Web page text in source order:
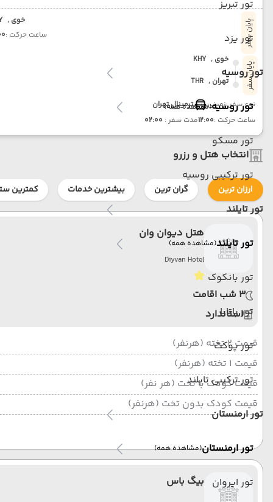
تور تبریز
تور یزد
تور روسیه
تور روسیه(مشاهده همه)
تور مسکو
تور ترکیبی روسیه
تور تایلند
تور تایلند(مشاهده همه)
تور بانکوک
تور پاتایا
تور پوکت
تور ترکیبی تایلند
تور ارمنستان
تور ارمنستان(مشاهده همه)
تور ایروان
پایان سفر خوی ,
ساعت حرکت :
پایان سفر
خوی , KHY
تهران , THR
نوع سفر :زمینی
ترمینال تهران
ساعت حرکت :12:00مدت سفر : 02:00
انتخاب هتل و رزرو
ارزان ترین گران ترین بیشترین خدمات کمترین
هتل دیوان وان
Diyvan Hotel
3 شب اقامت
استاندارد
قیمت 2 تخته (هرنفر)
قیمت 1 تخته (هرنفر)
قیمت کودک با تخت (هر نفر)
قیمت کودک بدون تخت (هرنفر)
بیگ باس